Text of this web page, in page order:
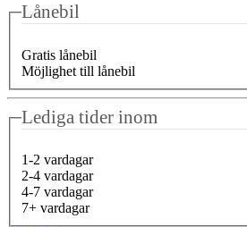
Lånebil
Gratis lånebil
Möjlighet till lånebil
Lediga tider inom
1-2 vardagar
2-4 vardagar
4-7 vardagar
7+ vardagar